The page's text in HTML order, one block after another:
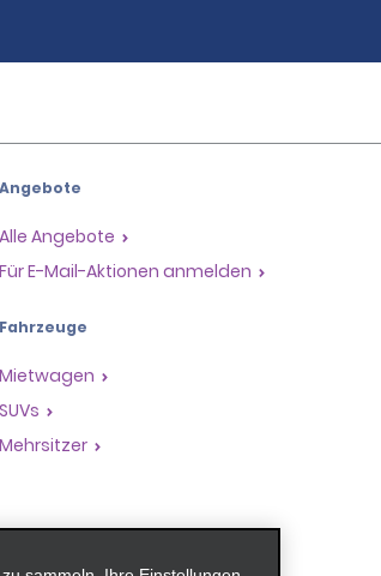
Angebote
Alle Angebote
Für E-Mail-Aktionen anmelden
Fahrzeuge
Mietwagen
SUVs
Mehrsitzer